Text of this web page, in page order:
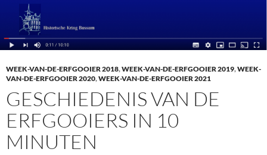
WEEK-VAN-DE-ERFGOOIER 2018,WEEK-VAN-DE-ERFGOOIER 2019,WEEK-
VAN-DE-ERFGOOIER 2020,WEEK-VAN-DE-ERFGOOIER 2021
GESCHIEDENIS VAN DE
ERFGOOIERS IN 10
MINUTEN